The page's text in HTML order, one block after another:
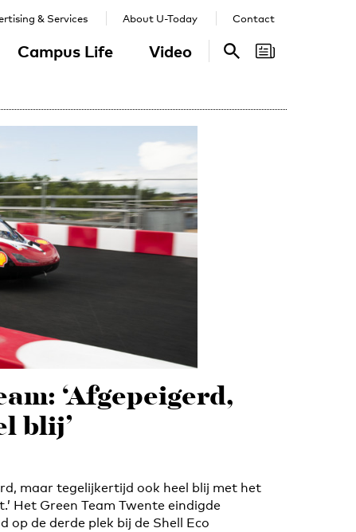
Campus Life Video
& Services About U-Today Contact
Search
‘Afgepeigerd,
blij’
maar tegelijkertijd ook heel blij met het
Het Green Team Twente eindigde
op de derde plek bij de Shell Eco